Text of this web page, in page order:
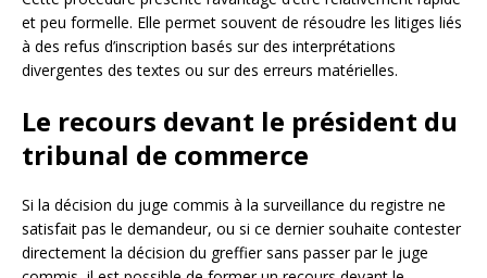
et peu formelle. Elle permet souvent de résoudre les litiges liés
à des refus d’inscription basés sur des interprétations
divergentes des textes ou sur des erreurs matérielles.
Le recours devant le président du
tribunal de commerce
Si la décision du juge commis à la surveillance du registre ne
satisfait pas le demandeur, ou si ce dernier souhaite contester
directement la décision du greffier sans passer par le juge